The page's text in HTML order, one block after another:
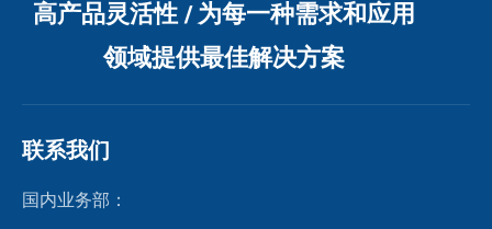
高产品灵活性 / 为每一种需求和应用
领域提供最佳解决方案
联系我们
国内业务部：